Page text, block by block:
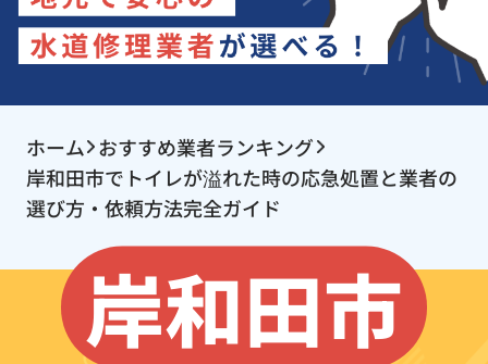
ホーム おすすめ業者ランキング
岸和田市でトイレが溢れた時の応急処置と業者の
選び方・依頼方法完全ガイド
岸和田市